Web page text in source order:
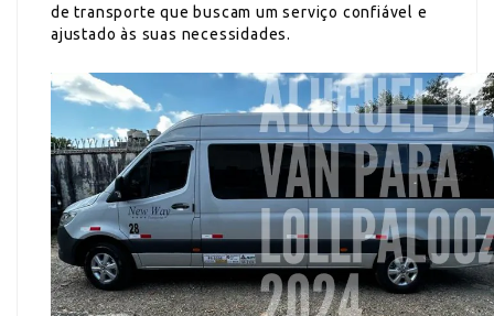
de transporte que buscam um serviço confiável e
ajustado às suas necessidades.